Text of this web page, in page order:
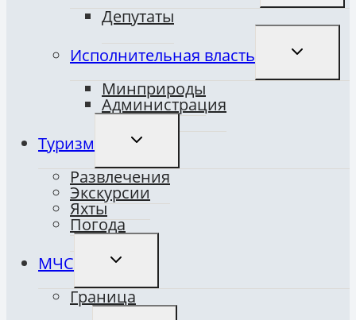
Депутаты
Исполнительная власть
Минприроды
Администрация
Туризм
ПЕРЕКЛЮЧИТЬ
ДОЧЕРНЕЕ
Развлечения
Экскурсии
Яхты
Погода
МЧС
ПЕРЕКЛЮЧИТЬ
ДОЧЕРНЕЕ
Граница